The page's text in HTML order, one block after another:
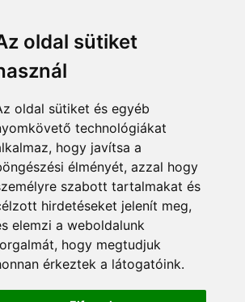
oldal sütiket
oldal sütiket és egyéb
technológiákat
hogy javítsa a
élményét, azzal hogy
szabott tartalmakat és
hirdetéseket jelenít meg,
elemzi a weboldalunk
hogy megtudjuk
érkeztek a látogatóink.
és dobó csokor, kitűző.
sírcsokrok, urna- és koporsódíszek
fizetési módok
Á.SZ.F.